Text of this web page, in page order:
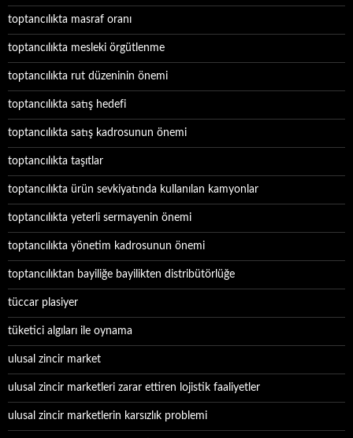
toptancılıkta masraf oranı
toptancılıkta mesleki örgütlenme
toptancılıkta rut düzeninin önemi
toptancılıkta satış hedefi
toptancılıkta satış kadrosunun önemi
toptancılıkta taşıtlar
toptancılıkta ürün sevkiyatında kullanılan kamyonlar
toptancılıkta yeterli sermayenin önemi
toptancılıkta yönetim kadrosunun önemi
toptancılıktan bayiliğe bayilikten distribütörlüğe
tüccar plasiyer
tüketici algıları ile oynama
ulusal zincir market
ulusal zincir marketleri zarar ettiren lojistik faaliyetler
ulusal zincir marketlerin karsızlık problemi